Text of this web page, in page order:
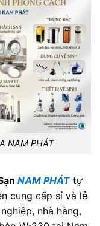
NAM PHÁT
NAM PHÁTtự
cung cấp sỉ và lẻ
nhà hàng,